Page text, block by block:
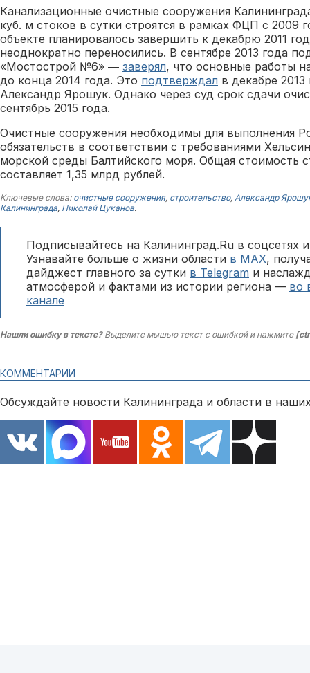
Канализационные очистные сооружения
куб. м стоков в сутки строятся в рамках ФЦП с 2009
объекте планировалось завершить к декабрю 2011
неоднократно переносились. В сентябре 2013 года
«Мостострой №6» ― заверял, что основные работы
до конца 2014 года. Это подтверждал в декабре
Александр Ярошук. Однако через суд срок сдачи
сентябрь 2015 года.
Очистные сооружения необходимы для выполнения
обязательств в соответствии с требованиями
морской среды Балтийского моря. Общая стоимость
составляет 1,35 млрд рублей.
Ключевые слова: очистные сооружения, строительство, Александр
Калининграда, Николай Цуканов.
Подписывайтесь на Калининград.Ru в соцсетях
Узнавайте больше о жизни области в MAX,
дайджест главного за сутки в Telegram и
атмосферой и фактами из истории региона — во
канале
Нашли ошибку в тексте?Выделите мышью текст с ошибкой и нажмите
КОММЕНТАРИИ
Обсуждайте новости Калининграда и области в